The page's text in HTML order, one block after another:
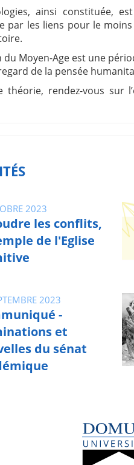
ainsi constituée,
par les liens pour le
Moyen-Age est une
de la pensée
rendez-vous sur
2023
les conflits,
de l'Eglise
2023
-
et
du sénat